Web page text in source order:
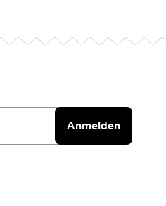
Anmelden